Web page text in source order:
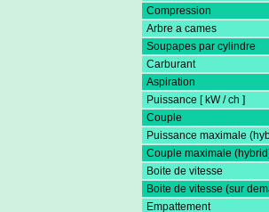
Compression
Arbre a cames
Soupapes par cylindre
Carburant
Aspiration
Puissance [ kW / ch ]
Couple
Puissance maximale
Couple maximale
Boite de vitesse
Boite de vitesse (sur
Empattement